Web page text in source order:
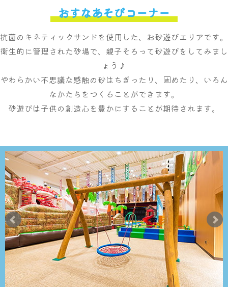
大浴場 サウナ・岩盤浴
屋内レジャープール グルメ
奈良わんぱくランド
はしゃきっズ
ボディケア
おすなあそびコーナー
抗菌のキネティックサンドを使用した、お砂遊びエリアです。
衛生的に管理された砂場で、親子そろって砂遊びをしてみまし
ょう♪
やわらかい不思議な感触の砂はちぎったり、固めたり、いろん
なかたちをつくることができます。
砂遊びは子供の創造心を豊かにすることが期待されます。